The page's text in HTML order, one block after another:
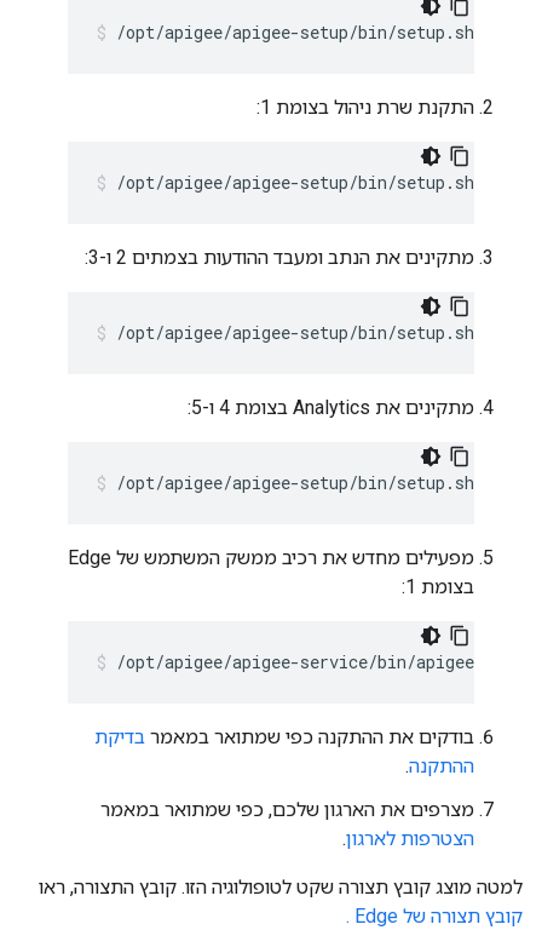
/opt/apigee/apigee-setup/bin/setup.sh -p
התקנת שרת ניהול בצומת 1:
/opt/apigee/apigee-setup/bin/setup.sh -p
מתקינים את הנתב ומעבד ההודעות בצמתים 2 ו-3:
/opt/apigee/apigee-setup/bin/setup.sh -p
מתקינים את Analytics בצומת 4 ו-5:
/opt/apigee/apigee-setup/bin/setup.sh -p
מפעילים מחדש את רכיב ממשק המשתמש של Edge
בצומת 1:
/opt/apigee/apigee-service/bin/apigee-
בודקים את ההתקנה כפי שמתואר במאמר בדיקת
ההתקנה.
מצרפים את הארגון שלכם, כפי שמתואר במאמר
הצטרפות לארגון.
למטה מוצג קובץ תצורה שקט לטופולוגיה הזו. קובץ התצורה, ראו
קובץ תצורה של Edge .